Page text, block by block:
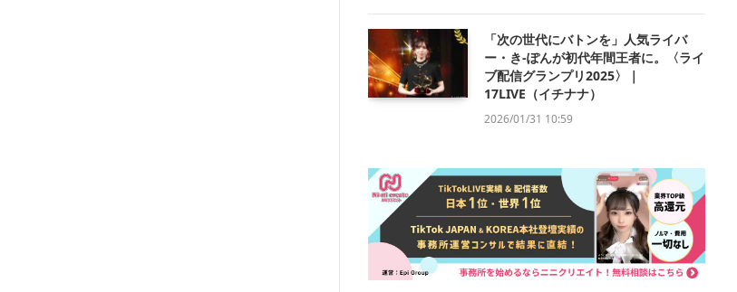
「次の世代にバトンを」人気ライバ
ー・き-ぽんが初代年間王者に。〈ライ
ブ配信グランプリ2025〉｜
17LIVE（イチナナ）
2026/01/31 10:59